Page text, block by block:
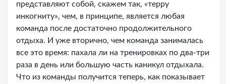
представляют собой, скажем так, «терру
инкогниту», чем, в принципе, является любая
команда после достаточно продолжительного
отдыха. И уже вторично, чем команда занималась
все это время: пахала ли на тренировках по два-три
раза в день или большую часть каникул отдыхала.
Что из команды получится теперь, как показывает